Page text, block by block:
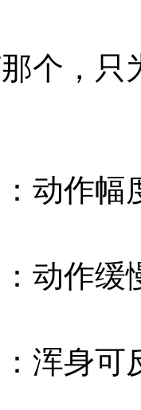
，只
作幅
作缓
身可